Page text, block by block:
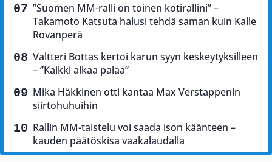
”Suomen MM-ralli on toinen kotirallini” –
Takamoto Katsuta halusi tehdä saman kuin Kalle
Rovanperä
Valtteri Bottas kertoi karun syyn keskeytyksilleen
– ”Kaikki alkaa palaa”
Mika Häkkinen otti kantaa Max Verstappenin
siirtohuhuihin
Rallin MM-taistelu voi saada ison käänteen –
kauden päätöskisa vaakalaudalla